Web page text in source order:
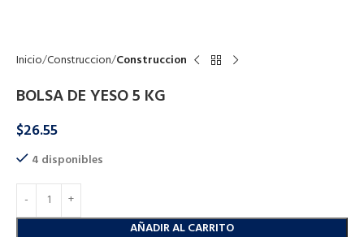
Inicio Construccion Construccion
BOLSA DE YESO 5 KG
$26.55
4 disponibles
AÑADIR AL CARRITO